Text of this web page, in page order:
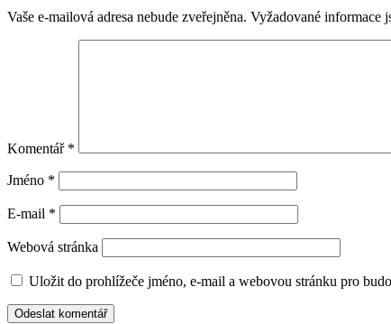
Vaše e-mailová adresa nebude zveřejněna. Vyžadované informace
Komentář *
Jméno *
E-mail *
Webová stránka
Uložit do prohlížeče jméno, e-mail a webovou stránku pro